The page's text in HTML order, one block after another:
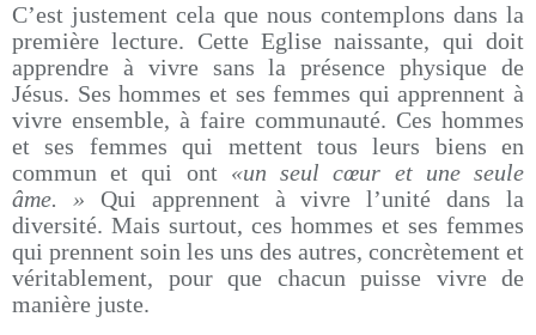
C’est justement cela que nous contemplons dans la
première lecture. Cette Eglise naissante, qui doit
apprendre à vivre sans la présence physique de
Jésus. Ses hommes et ses femmes qui apprennent à
vivre ensemble, à faire communauté. Ces hommes
et ses femmes qui mettent tous leurs biens en
commun et qui ont «un seul cœur et une seule
âme. » Qui apprennent à vivre l’unité dans la
diversité. Mais surtout, ces hommes et ses femmes
qui prennent soin les uns des autres, concrètement et
véritablement, pour que chacun puisse vivre de
manière juste.